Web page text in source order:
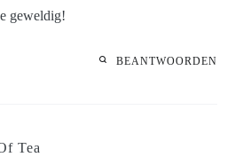
geweldig!
BEANTWOORDEN
Tea